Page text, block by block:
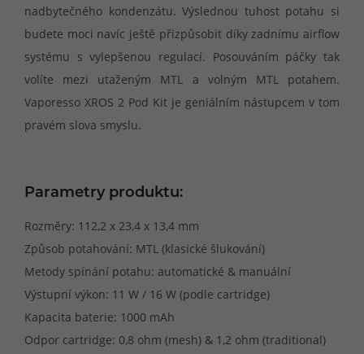
nadbytečného kondenzátu. Výslednou tuhost potahu si
budete moci navíc ještě přizpůsobit díky zadnímu airflow
systému s vylepšenou regulací. Posouváním páčky tak
volíte mezi utaženým MTL a volným MTL potahem.
Vaporesso XROS 2 Pod Kit je geniálním nástupcem v tom
pravém slova smyslu.
Parametry produktu:
Rozměry: 112,2 x 23,4 x 13,4 mm
Způsob potahování: MTL (klasické šlukování)
Metody spínání potahu: automatické & manuální
Výstupní výkon: 11 W / 16 W (podle cartridge)
Kapacita baterie: 1000 mAh
Odpor cartridge: 0,8 ohm (mesh) & 1,2 ohm (traditional)